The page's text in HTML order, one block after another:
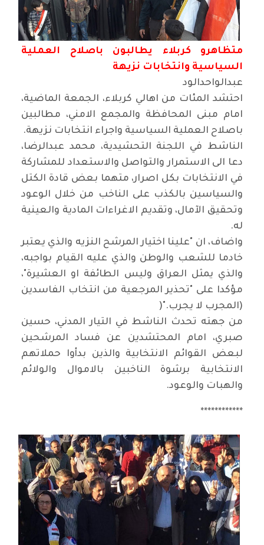
متظاهرو كربلاء يطالبون باصلاح العملية
السياسية وانتخابات نزيهة
عبدالواحدالود
احتشد المئات من اهالي كربلاء، الجمعة الماضية،
امام مبنى المحافظة والمجمع الامني، مطالبين
باصلاح العملية السياسية واجراء انتخابات نزيهة.
الناشط في اللجنة التحشيدية، محمد عبدالرضا،
دعا الى الاستمرار والتواصل والاستعداد للمشاركة
في الانتخابات بكل اصرار، متهما بعض قادة الكتل
والسياسين بالكذب على الناخب من خلال الوعود
وتحقيق الآمال، وتقديم الاغراءات المادية والعينية
له.
واضاف، ان "علينا اختيار المرشح النزيه والذي يعتبر
خادما للشعب والوطن والذي عليه القيام بواجبه،
والذي يمثل العراق وليس الطائفة او العشيرة ،
مؤكدا على "تحذير المرجعية من انتخاب الفاسدين
(المجرب لا يجرب)".
من جهته تحدث الناشط في التيار المدني، حسين
صبري، امام المحتشدين عن فساد المرشحين
لبعض القوائم الانتخابية والذين بدأوا حملاتهم
الانتخابية برشوة الناخبين بالاموال والولائم
والهبات والوعود.
************